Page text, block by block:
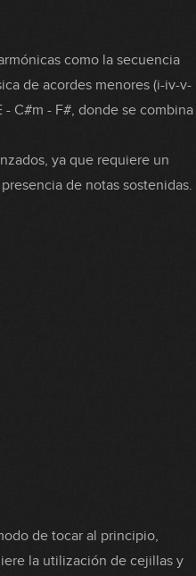
como la secuencia
de acordes menores (i-iv-v-
C#m - F#, donde se combina
ya que requiere un
de notas sostenidas.
de tocar al principio,
la utilización de cejillas y